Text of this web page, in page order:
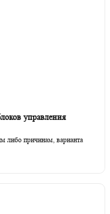
управления
либо причинам, варианта